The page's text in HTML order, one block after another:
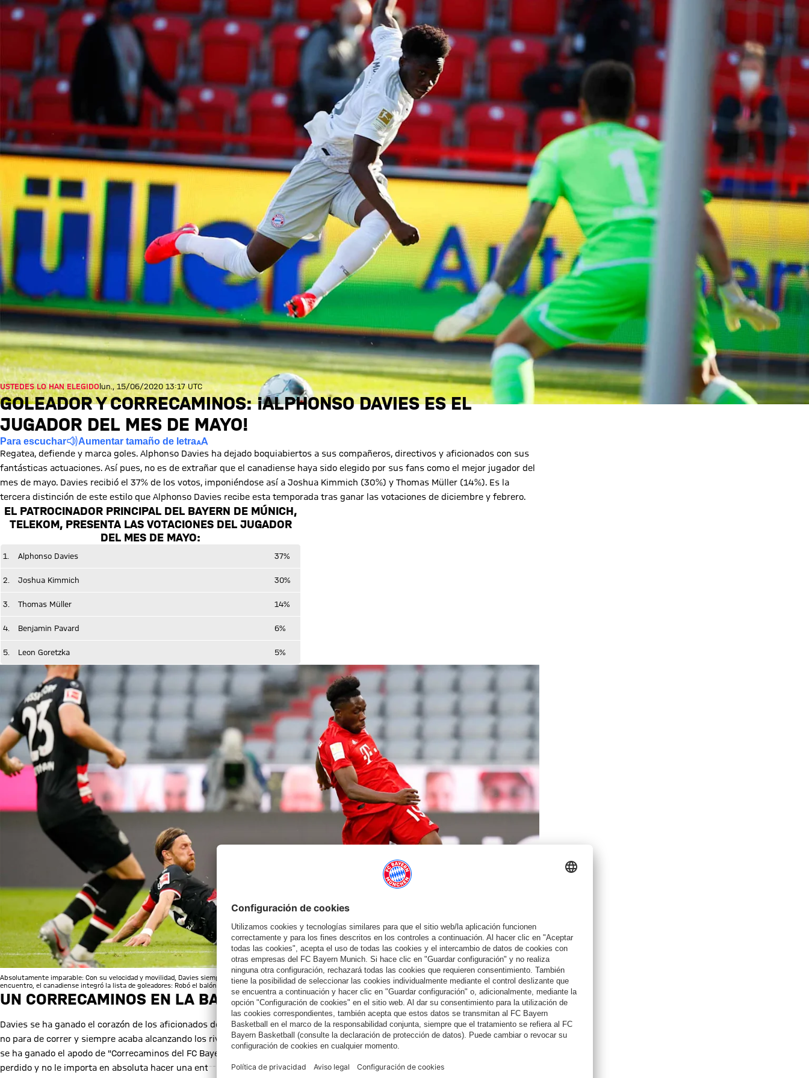
USTEDES LO HAN ELEGIDO lun., 15/06/2020 13:17 UTC
GOLEADOR Y CORRECAMINOS: ¡ALPHONSO DAVIES ES EL
JUGADOR DEL MES DE MAYO!
Para escuchar Aumentar tamaño de letra
Regatea, defiende y marca goles. Alphonso Davies ha dejado boquiabiertos a sus compañeros, directivos y aficionados con sus
fantásticas actuaciones. Así pues, no es de extrañar que el canadiense haya sido elegido por sus fans como el mejor jugador del
mes de mayo. Davies recibió el 37% de los votos, imponiéndose así a Joshua Kimmich (30%) y Thomas Müller (14%). Es la
tercera distinción de este estilo que Alphonso Davies recibe esta temporada tras ganar las votaciones de diciembre y febrero.
EL PATROCINADOR PRINCIPAL DEL BAYERN DE MÚNICH,
TELEKOM, PRESENTA LAS VOTACIONES DEL JUGADOR
DEL MES DE MAYO:
1. Alphonso Davies 37%
2. Joshua Kimmich 30%
3. Thomas Müller 14%
4. Benjamin Pavard 6%
5. Leon Goretzka 5%
Absolutamente imparable: Con su velocidad y movilidad, Davies siempre acaba superando a sus rivales, tal y como hizo en este partido ante el Düsseldorf. En aquel
encuentro, el canadiense integró la lista de goleadores: Robó el balón en el área rival y se acabó imponiendo a todos los defendores para anotarel 5-0.
UN CORRECAMINOS EN LA BANDA IZQUIERDA
Davies se ha ganado el corazón de los aficionados del Bayern por sus partidos como lateral izquierdo. El canadiense de 19 años
no para de correr y siempre acaba alcanzando los rivales, por muy lejos que parezca que estén. Debido a esta particular virtud,
se ha ganado el apodo de "Correcaminos del FC Bayern". Otra gran cualidad de este jugadores es que nunca da un balón por
perdido y no le importa en absoluta hacer una entrada a ras de suelo para recuperar el esférico. Y por no hablar del aspecto